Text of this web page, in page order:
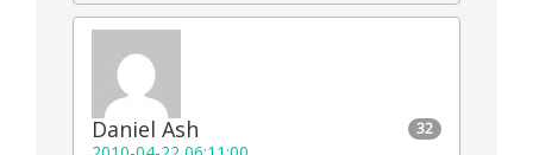
32
Daniel Ash